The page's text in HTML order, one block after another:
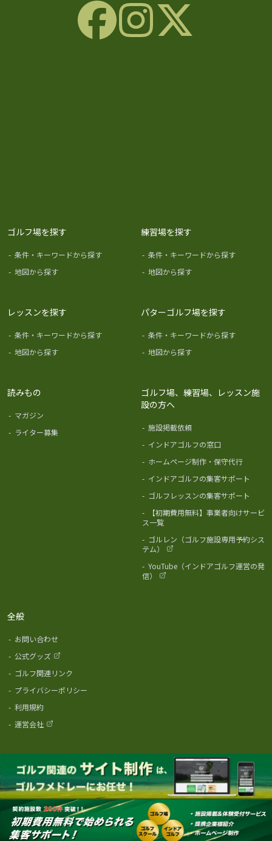
ゴルフ場を探す
- 条件・キーワードから探す
- 地図から探す
練習場を探す
- 条件・キーワードから探す
- 地図から探す
レッスンを探す
- 条件・キーワードから探す
- 地図から探す
パターゴルフ場を探す
- 条件・キーワードから探す
- 地図から探す
読みもの
- マガジン
- ライター募集
ゴルフ場、練習場、レッスン施
設の方へ
- 施設掲載依頼
- インドアゴルフの窓口
- ホームページ制作・保守代行
- インドアゴルフの集客サポート
- ゴルフレッスンの集客サポート
-
【初期費用無料】事業者向けサービ
ス一覧
- ゴルレン（ゴルフ施設専用予約シス
テム）
- YouTube（インドアゴルフ運営の発
信）
全般
- お問い合わせ
- 公式グッズ
- ゴルフ関連リンク
- プライバシーポリシー
- 利用規約
- 運営会社